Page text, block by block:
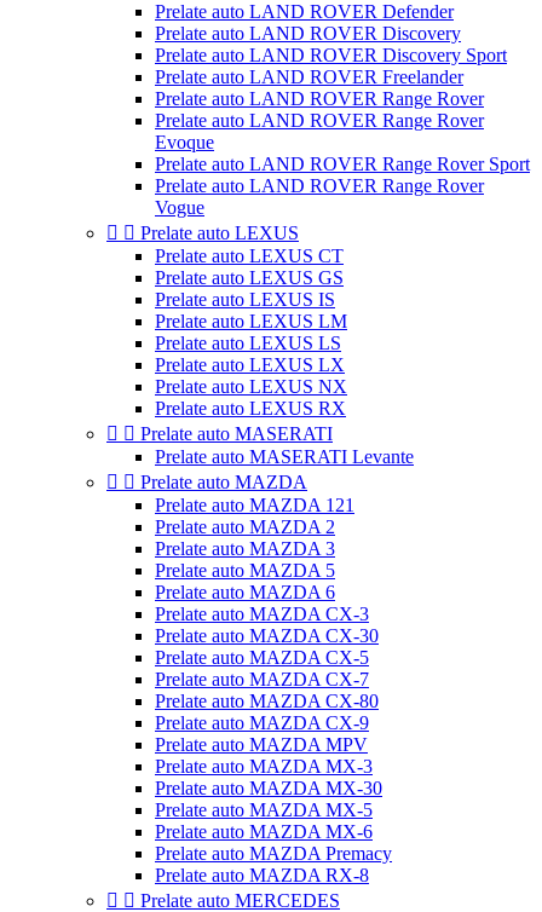
Prelate auto LAND ROVER Defender
Prelate auto LAND ROVER Discovery
Prelate auto LAND ROVER Discovery Sport
Prelate auto LAND ROVER Freelander
Prelate auto LAND ROVER Range Rover
Prelate auto LAND ROVER Range Rover
Evoque
Prelate auto LAND ROVER Range Rover Sport
Prelate auto LAND ROVER Range Rover
Vogue
  Prelate auto LEXUS
Prelate auto LEXUS CT
Prelate auto LEXUS GS
Prelate auto LEXUS IS
Prelate auto LEXUS LM
Prelate auto LEXUS LS
Prelate auto LEXUS LX
Prelate auto LEXUS NX
Prelate auto LEXUS RX
  Prelate auto MASERATI
Prelate auto MASERATI Levante
  Prelate auto MAZDA
Prelate auto MAZDA 121
Prelate auto MAZDA 2
Prelate auto MAZDA 3
Prelate auto MAZDA 5
Prelate auto MAZDA 6
Prelate auto MAZDA CX-3
Prelate auto MAZDA CX-30
Prelate auto MAZDA CX-5
Prelate auto MAZDA CX-7
Prelate auto MAZDA CX-80
Prelate auto MAZDA CX-9
Prelate auto MAZDA MPV
Prelate auto MAZDA MX-3
Prelate auto MAZDA MX-30
Prelate auto MAZDA MX-5
Prelate auto MAZDA MX-6
Prelate auto MAZDA Premacy
Prelate auto MAZDA RX-8
  Prelate auto MERCEDES